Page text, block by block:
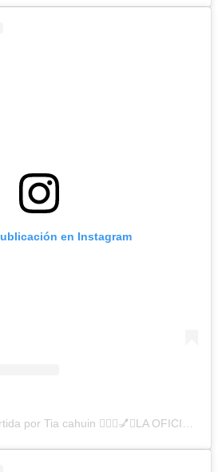
en Instagram